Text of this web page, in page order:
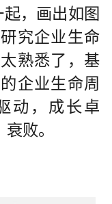
起，画出如图
究企业生命
熟悉了，基
企业生命周
动，成长卓
败。